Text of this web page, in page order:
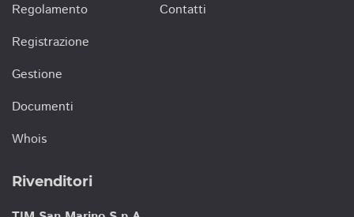
Regolamento
Registrazione
Gestione
Documenti
Whois
Contatti
Rivenditori